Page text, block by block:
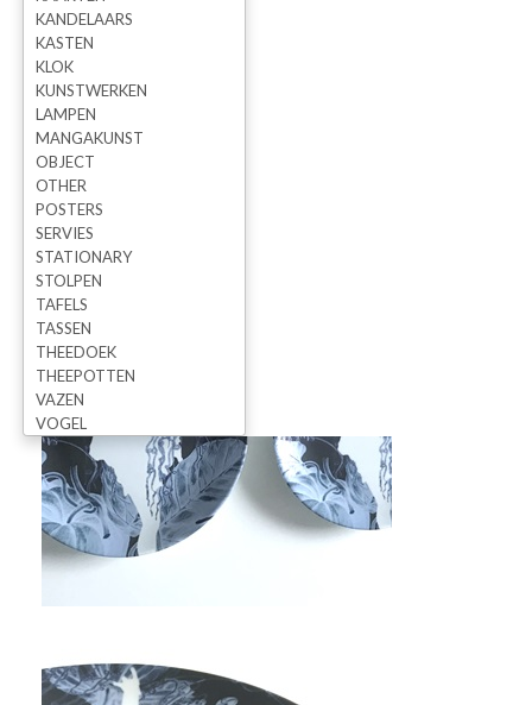
KANDELAARS
KASTEN
KLOK
KUNSTWERKEN
LAMPEN
MANGAKUNST
OBJECT
OTHER
POSTERS
SERVIES
STATIONARY
STOLPEN
TAFELS
TASSEN
THEEDOEK
THEEPOTTEN
VAZEN
VOGEL